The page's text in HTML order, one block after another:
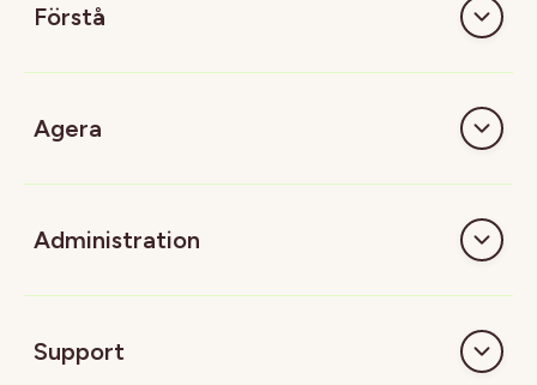
Förstå
Agera
Administration
Support